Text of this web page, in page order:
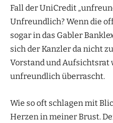
Fall der UniCredit
Unfreundlich? Wenn die
sogar in das Gabler
sich der Kanzler da nicht
Vorstand und Aufsichtsrat
unfreundlich überrascht.
Wie so oft schlagen mit
Herzen in meiner Brust.